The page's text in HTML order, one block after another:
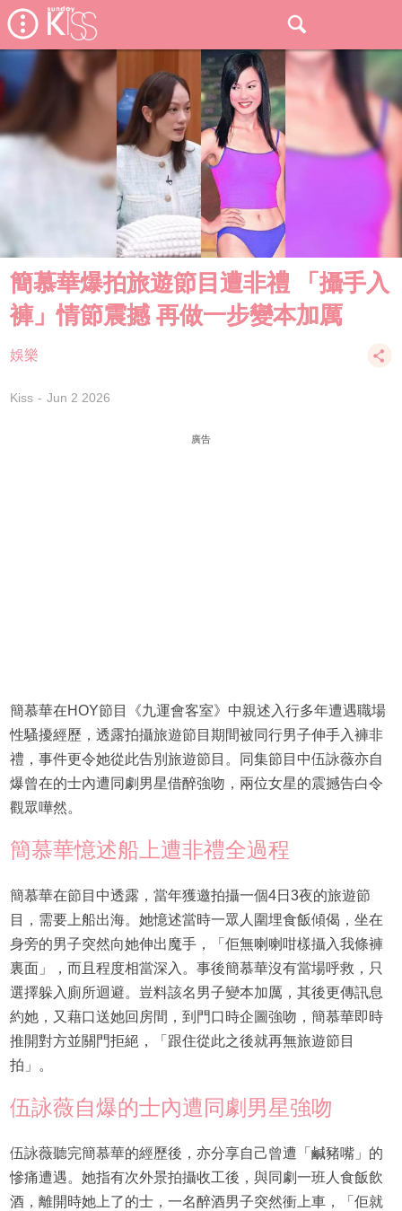
簡慕華爆拍旅遊節目遭非禮 「攝手入
褲」情節震撼 再做一步變本加厲
娛樂
Kiss Jun 2 2026
廣告
簡慕華在HOY節目《九運會客室》中親述入行多年遭遇職場
性騷擾經歷，透露拍攝旅遊節目期間被同行男子伸手入褲非
禮，事件更令她從此告別旅遊節目。同集節目中伍詠薇亦自
爆曾在的士內遭同劇男星借醉強吻，兩位女星的震撼告白令
觀眾嘩然。
簡慕華憶述船上遭非禮全過程
簡慕華在節目中透露，當年獲邀拍攝一個4日3夜的旅遊節
目，需要上船出海。她憶述當時一眾人圍埋食飯傾偈，坐在
身旁的男子突然向她伸出魔手，「佢無喇喇咁樣攝入我條褲
裏面」，而且程度相當深入。事後簡慕華沒有當場呼救，只
選擇躲入廁所迴避。豈料該名男子變本加厲，其後更傳訊息
約她，又藉口送她回房間，到門口時企圖強吻，簡慕華即時
推開對方並關門拒絕，「跟住從此之後就再無旅遊節目
拍」。
伍詠薇自爆的士內遭同劇男星強吻
伍詠薇聽完簡慕華的經歷後，亦分享自己曾遭「鹹豬嘴」的
慘痛遭遇。她指有次外景拍攝收工後，與同劇一班人食飯飲
酒，離開時她上了的士，一名醉酒男子突然衝上車，「佢就